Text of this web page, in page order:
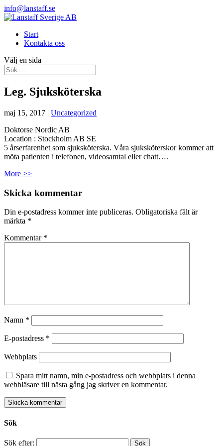
info@lanstaff.se
Start
Kontakta oss
Välj en sida
Leg. Sjuksköterska
maj 15, 2017 | Uncategorized
Doktorse Nordic AB
Location : Stockholm AB SE
5 årserfarenhet som sjuksköterska. Våra sjuksköterskor kommer att
möta patienten i telefonen, videosamtal eller chatt….
More >>
Skicka kommentar
Din e-postadress kommer inte publiceras. Obligatoriska fält är
märkta *
Kommentar *
Namn *
E-postadress *
Webbplats
Spara mitt namn, min e-postadress och webbplats i denna
webbläsare till nästa gång jag skriver en kommentar.
Sök
Sök efter: